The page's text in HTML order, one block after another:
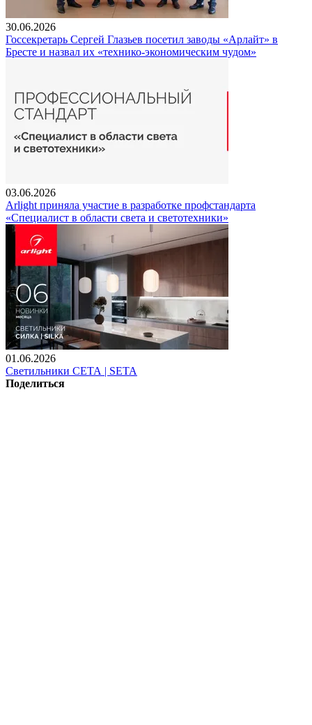
30.06.2026
Госсекретарь Сергей Глазьев посетил заводы «Арлайт» в
Бресте и назвал их «технико-экономическим чудом»
03.06.2026
Arlight приняла участие в разработке профстандарта
«Специалист в области света и светотехники»
01.06.2026
Светильники СЕТА | SETA
Поделиться